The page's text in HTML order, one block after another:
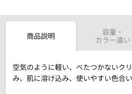
商品説明
容量・
カラー違い
空気のように軽い、べたつかないク
み、肌に溶け込み、使いやすい色合い